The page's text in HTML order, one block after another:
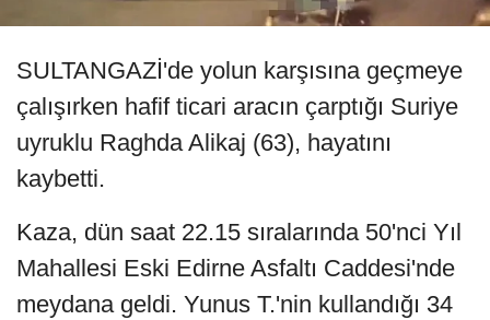
SULTANGAZİ'de yolun karşısına geçmeye
çalışırken hafif ticari aracın çarptığı Suriye
uyruklu Raghda Alikaj (63), hayatını
kaybetti.
Kaza, dün saat 22.15 sıralarında 50'nci Yıl
Mahallesi Eski Edirne Asfaltı Caddesi'nde
meydana geldi. Yunus T.'nin kullandığı 34